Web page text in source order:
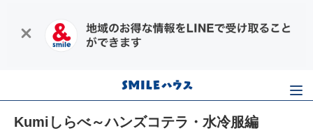
Kumiしらべ～ハンズコテラ・水冷服編